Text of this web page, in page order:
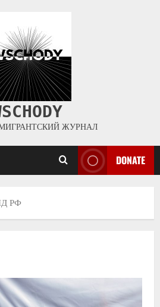
ЖУРНАЛ
DONATE
РФ